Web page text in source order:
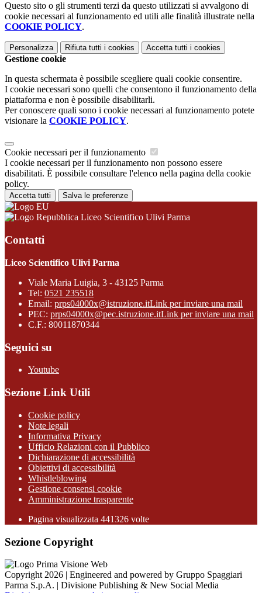
Questo sito o gli strumenti terzi da questo utilizzati si avvalgono di
cookie necessari al funzionamento ed utili alle finalità illustrate nella
COOKIE POLICY.
Personalizza Rifiuta tutti i cookies Accetta tutti i cookies
Gestione cookie
In questa schermata è possibile scegliere quali cookie consentire.
I cookie necessari sono quelli che consentono il funzionamento della
piattaforma e non è possibile disabilitarli.
Per conoscere quali sono i cookie necessari al funzionamento potete
visionare la COOKIE POLICY.
Cookie necessari per il funzionamento
I cookie necessari per il funzionamento non possono essere
disabilitati. È possibile consultare l'elenco nella pagina della cookie
policy.
Accetta tutti Salva le preferenze
Liceo Scientifico Ulivi Parma
Contatti
Liceo Scientifico Ulivi Parma
Viale Maria Luigia, 3 - 43125 Parma
Tel: 0521 235518
Email: prps04000x@istruzione.itLink per inviare una mail
PEC: prps04000x@pec.istruzione.itLink per inviare una mail
C.F.: 80011870344
Seguici su
Youtube
Sezione Link Utili
Cookie policy
Note legali
Informativa Privacy
Ufficio Relazioni con il Pubblico
Dichiarazione di accessibilità
Obiettivi di accessibilità
Whistleblowing
Gestione consensi cookie
Amministrazione trasparente
Pagina visualizzata 441326 volte
Sezione Copyright
Copyright 2026 | Engineered and powered by Gruppo Spaggiari
Parma S.p.A. | Divisione Publishing & New Social Media